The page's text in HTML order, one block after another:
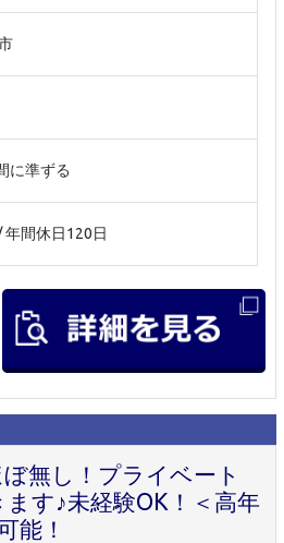
に準ずる
年間休日120日
ぼ無し！プライベート
す♪未経験OK！＜高年
能！